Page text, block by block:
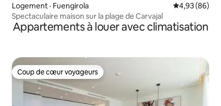
Logement · Fuengirola Note
4,93 (86)
Spectaculaire maison sur la plage de Carvajal
Appartements à louer avec climatisation
Coup de cœur voyageurs
Coup de cœur voyageurs